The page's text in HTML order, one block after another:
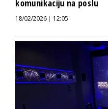
komunikaciju na poslu
18/02/2026 | 12:05